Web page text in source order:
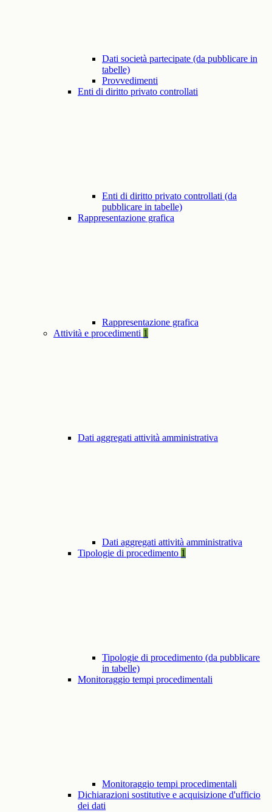
Dati società partecipate (da pubblicare in
tabelle)
Provvedimenti
Enti di diritto privato controllati
Enti di diritto privato controllati (da
pubblicare in tabelle)
Rappresentazione grafica
Rappresentazione grafica
Attività e procedimenti 1
Dati aggregati attività amministrativa
Dati aggregati attività amministrativa
Tipologie di procedimento 1
Tipologie di procedimento (da pubblicare
in tabelle)
Monitoraggio tempi procedimentali
Monitoraggio tempi procedimentali
Dichiarazioni sostitutive e acquisizione d'ufficio
dei dati